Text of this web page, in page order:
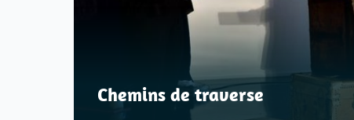
Chemins de traverse